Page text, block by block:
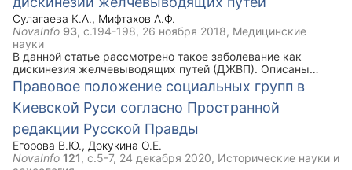
наряду с медикаментозным лечением.
Сулагаева К.А., Мифтахов А.Ф.
NovaInfo 93, с.194-198, 26 ноября 2018, Медицинские
науки
В данной статье рассмотрено такое заболевание как
дискинезия желчевыводящих путей (ДЖВП). Описаны
виды, признаки и симптомы данной болезни. Ключевым
моментом статьи является комплекс упражнений лечебной
физической культуры при ДЖВП, который рекомендован
наряду с медикаментозным лечением.
Правовое положение социальных групп в
Киевской Руси согласно Пространной
редакции Русской Правды
Егорова В.Ю., Докукина О.Е.
NovaInfo 121 , с.5-7, 24 декабря 2020, Исторические науки и